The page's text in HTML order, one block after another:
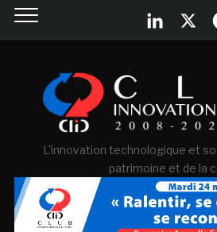
L'innovation technologique et
patrimoine et de la